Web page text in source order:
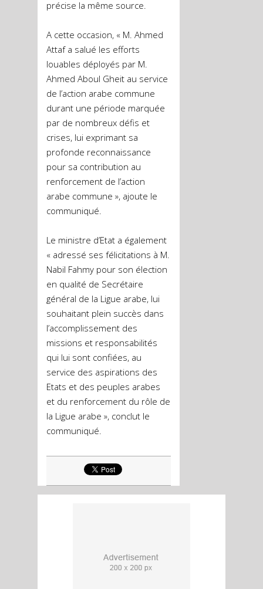
précise la même source.
A cette occasion, « M. Ahmed
Attaf a salué les efforts
louables déployés par M.
Ahmed Aboul Gheit au service
de l’action arabe commune
durant une période marquée
par de nombreux défis et
crises, lui exprimant sa
profonde reconnaissance
pour sa contribution au
renforcement de l’action
arabe commune », ajoute le
communiqué.
Le ministre d’Etat a également
« adressé ses félicitations à M.
Nabil Fahmy pour son élection
en qualité de Secrétaire
général de la Ligue arabe, lui
souhaitant plein succès dans
l’accomplissement des
missions et responsabilités
qui lui sont confiées, au
service des aspirations des
Etats et des peuples arabes
et du renforcement du rôle de
la Ligue arabe », conclut le
communiqué.